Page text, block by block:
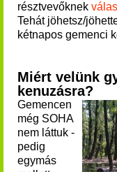
résztvevőknek
Tehát jöhetsz/
kétnapos gemenci
Miért velünk
kenuzásra?
Gemencen
még SOHA
nem láttuk -
pedig
egymás